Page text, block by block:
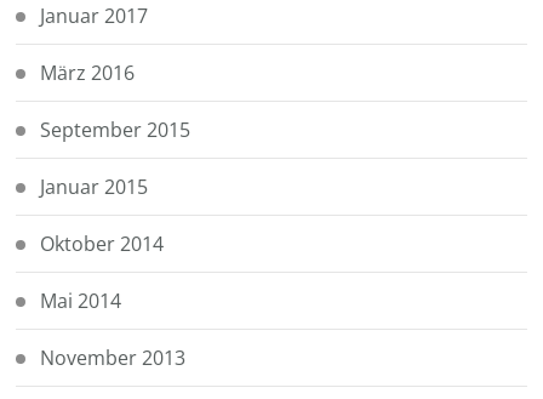
Januar 2017
März 2016
September 2015
Januar 2015
Oktober 2014
Mai 2014
November 2013